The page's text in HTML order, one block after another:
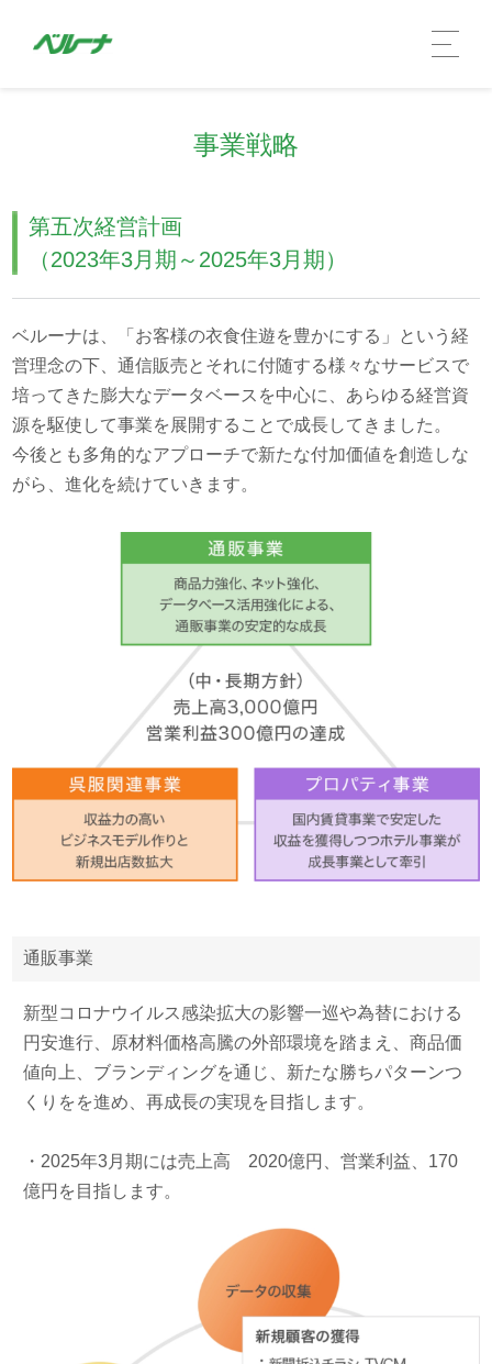
企業情報 TOP
社長メッセージ
役員一覧
所在地
IRライブラリ
個人投資家の皆様へ
サステナビリティ TOP
サステナビリティ宣言
担当役員メッセージ
重要課題（マテリアリティ）
環境
社会
ガバナンス
採用情報 TOP
キャリア採用
パート・アルバイト採用
事業戦略
第五次経営計画
（2023年3月期～2025年3月期）
ベルーナは、「お客様の衣食住遊を豊かにする」という経
営理念の下、通信販売とそれに付随する様々なサービスで
培ってきた膨大なデータベースを中心に、あらゆる経営資
源を駆使して事業を展開することで成長してきました。
今後とも多角的なアプローチで新たな付加価値を創造しな
がら、進化を続けていきます。
通販事業
新型コロナウイルス感染拡大の影響一巡や為替における
円安進行、原材料価格高騰の外部環境を踏まえ、商品価
値向上、ブランディングを通じ、新たな勝ちパターンつ
くりをを進め、再成長の実現を目指します。
・2025年3月期には売上高 2020億円、営業利益、170
億円を目指します。